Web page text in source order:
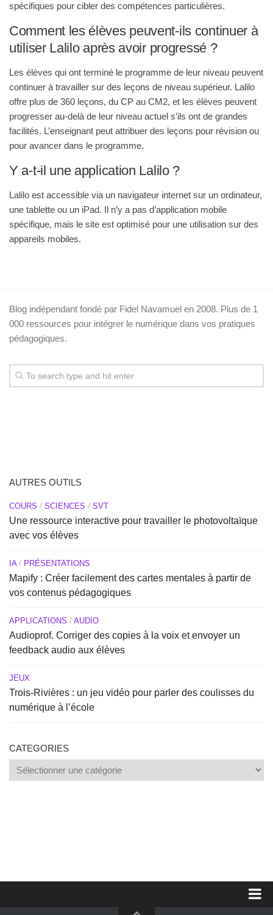
spécifiques pour cibler des compétences particulières.
Comment les élèves peuvent-ils continuer à
utiliser Lalilo après avoir progressé ?
Les élèves qui ont terminé le programme de leur niveau peuvent
continuer à travailler sur des leçons de niveau supérieur. Lalilo
offre plus de 360 leçons, du CP au CM2, et les élèves peuvent
progresser au-delà de leur niveau actuel s’ils ont de grandes
facilités. L’enseignant peut attribuer des leçons pour révision ou
pour avancer dans le programme.
Y a-t-il une application Lalilo ?
Lalilo est accessible via un navigateur internet sur un ordinateur,
une tablette ou un iPad. Il n’y a pas d’application mobile
spécifique, mais le site est optimisé pour une utilisation sur des
appareils mobiles.
Blog indépendant fondé par Fidel Navamuel en 2008. Plus de 1
000 ressources pour intégrer le numérique dans vos pratiques
pédagogiques.
AUTRES OUTILS
COURS / SCIENCES / SVT
Une ressource interactive pour travailler le photovoltaïque
avec vos élèves
IA/ PRÉSENTATIONS
Mapify : Créer facilement des cartes mentales à partir de
vos contenus pédagogiques
APPLICATIONS / AUDIO
Audioprof. Corriger des copies à la voix et envoyer un
feedback audio aux élèves
JEUX
Trois-Rivières : un jeu vidéo pour parler des coulisses du
numérique à l’école
CATEGORIES
Categories